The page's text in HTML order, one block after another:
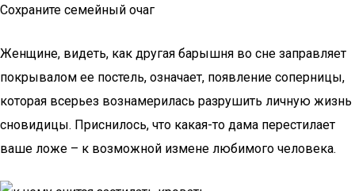
Сохраните семейный очаг
Женщине, видеть, как другая барышня во сне заправляет
покрывалом ее постель, означает, появление соперницы,
которая всерьез вознамерилась разрушить личную жизнь
сновидицы. Приснилось, что какая-то дама перестилает
ваше ложе – к возможной измене любимого человека.